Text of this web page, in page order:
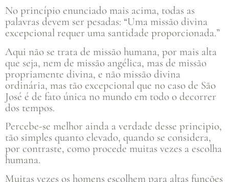
No princípio enunciado mais acima, todas as
palavras devem ser pesadas: “Uma missão divina
excepcional requer uma santidade proporcionada.”
Aqui não se trata de missão humana, por mais alta
que seja, nem de missão angélica, mas de missão
propriamente divina, e não missão divina
ordinária, mas tão excepcional que no caso de São
José é de fato única no mundo em todo o decorrer
dos tempos.
Percebe-se melhor ainda a verdade desse principio,
tão simples quanto elevado, quando se considera,
por contraste, como procede muitas vezes a escolha
humana.
Muitas vezes os homens escolhem para altas funções